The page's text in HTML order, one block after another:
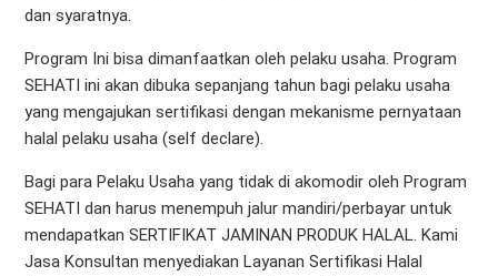
dan syaratnya.
Program Ini bisa dimanfaatkan oleh pelaku usaha. Program
SEHATI ini akan dibuka sepanjang tahun bagi pelaku usaha
yang mengajukan sertifikasi dengan mekanisme pernyataan
halal pelaku usaha (self declare).
Bagi para Pelaku Usaha yang tidak di akomodir oleh Program
SEHATI dan harus menempuh jalur mandiri/perbayar untuk
mendapatkan SERTIFIKAT JAMINAN PRODUK HALAL. Kami
Jasa Konsultan menyediakan Layanan Sertifikasi Halal